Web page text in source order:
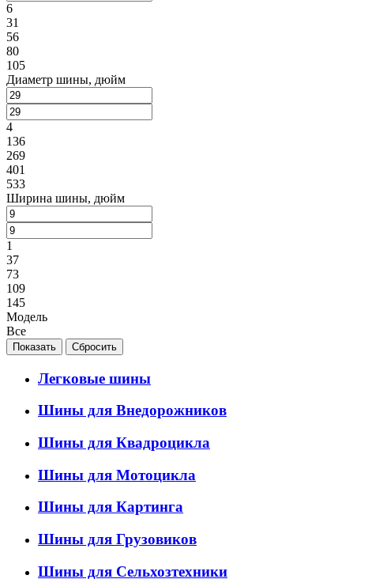
6
31
56
80
105
Диаметр шины, дюйм
4
136
269
401
533
Ширина шины, дюйм
1
37
73
109
145
Модель
Все
Легковые шины
Шины для Внедорожников
Шины для Квадроцикла
Шины для Мотоцикла
Шины для Картинга
Шины для Грузовиков
Шины для Сельхозтехники